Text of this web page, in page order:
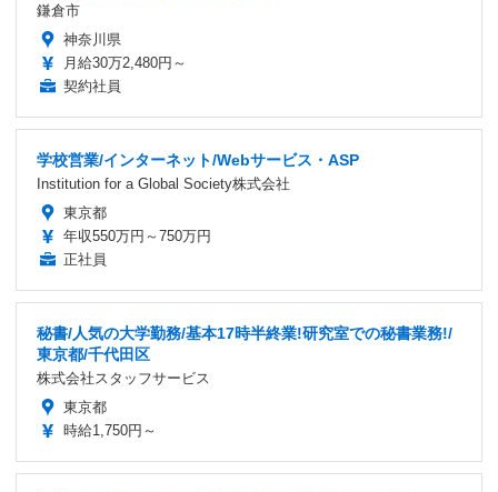
鎌倉市
神奈川県
月給30万2,480円～
契約社員
学校営業/インターネット/Webサービス・ASP
Institution for a Global Society株式会社
東京都
年収550万円～750万円
正社員
秘書/人気の大学勤務/基本17時半終業!研究室での秘書業務!/
東京都/千代田区
株式会社スタッフサービス
東京都
時給1,750円～